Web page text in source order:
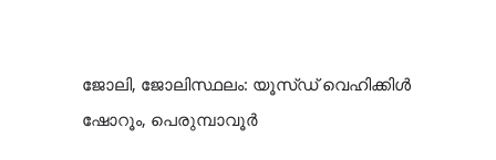
ജോലി, ജോലിസ്ഥലം: യൂസ്‌ഡ് വെഹിക്കിൾ
ഷോറൂം, പെരുമ്പാവൂർ